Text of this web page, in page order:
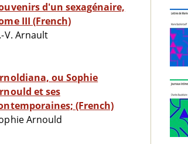
d'un sexagénaire,
III (French)
V. Arnault
ou Sophie
et ses
contemporaines; (French)
Arnould